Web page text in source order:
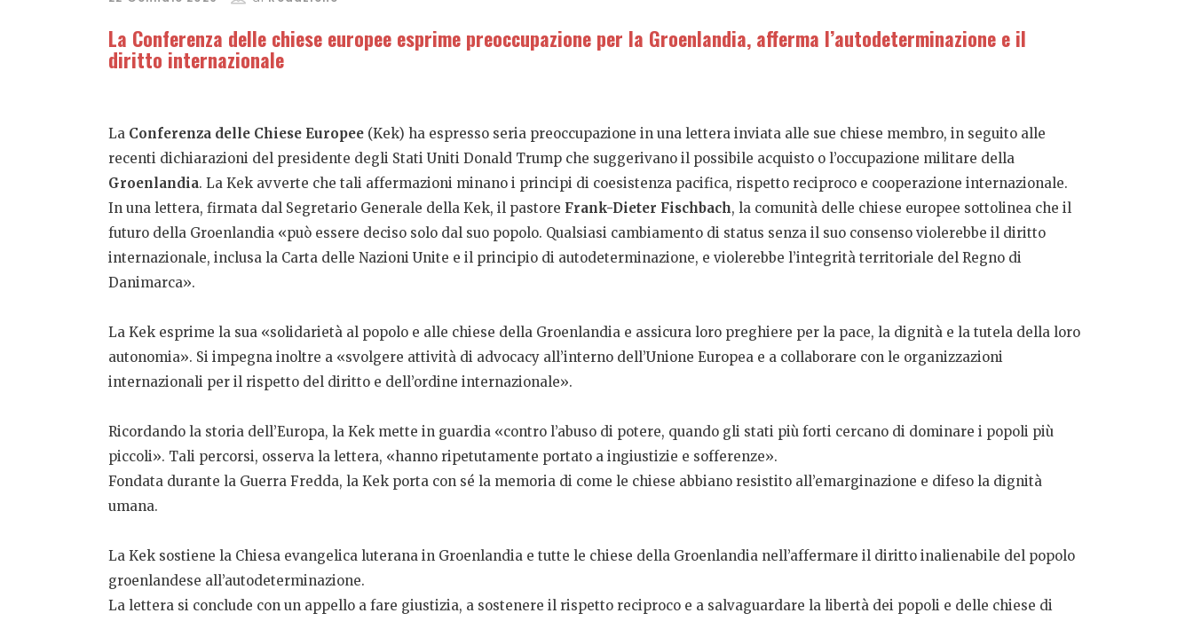
La Conferenza delle chiese europee esprime preoccupazione per la Groenlandia, afferma l’autodeterminazione e il
diritto internazionale
La Conferenza delle Chiese Europee (Kek) ha espresso seria preoccupazione in una lettera inviata alle sue chiese membro, in seguito alle
recenti dichiarazioni del presidente degli Stati Uniti Donald Trump che suggerivano il possibile acquisto o l’occupazione militare della
Groenlandia. La Kek avverte che tali affermazioni minano i principi di coesistenza pacifica, rispetto reciproco e cooperazione internazionale.
In una lettera, firmata dal Segretario Generale della Kek, il pastore Frank-Dieter Fischbach, la comunità delle chiese europee sottolinea che il
futuro della Groenlandia «può essere deciso solo dal suo popolo. Qualsiasi cambiamento di status senza il suo consenso violerebbe il diritto
internazionale, inclusa la Carta delle Nazioni Unite e il principio di autodeterminazione, e violerebbe l’integrità territoriale del Regno di
Danimarca».
La Kek esprime la sua «solidarietà al popolo e alle chiese della Groenlandia e assicura loro preghiere per la pace, la dignità e la tutela della loro
autonomia». Si impegna inoltre a «svolgere attività di advocacy all’interno dell’Unione Europea e a collaborare con le organizzazioni
internazionali per il rispetto del diritto e dell’ordine internazionale».
Ricordando la storia dell’Europa, la Kek mette in guardia «contro l’abuso di potere, quando gli stati più forti cercano di dominare i popoli più
piccoli». Tali percorsi, osserva la lettera, «hanno ripetutamente portato a ingiustizie e sofferenze».
Fondata durante la Guerra Fredda, la Kek porta con sé la memoria di come le chiese abbiano resistito all’emarginazione e difeso la dignità
umana.
La Kek sostiene la Chiesa evangelica luterana in Groenlandia e tutte le chiese della Groenlandia nell’affermare il diritto inalienabile del popolo
groenlandese all’autodeterminazione.
La lettera si conclude con un appello a fare giustizia, a sostenere il rispetto reciproco e a salvaguardare la libertà dei popoli e delle chiese di